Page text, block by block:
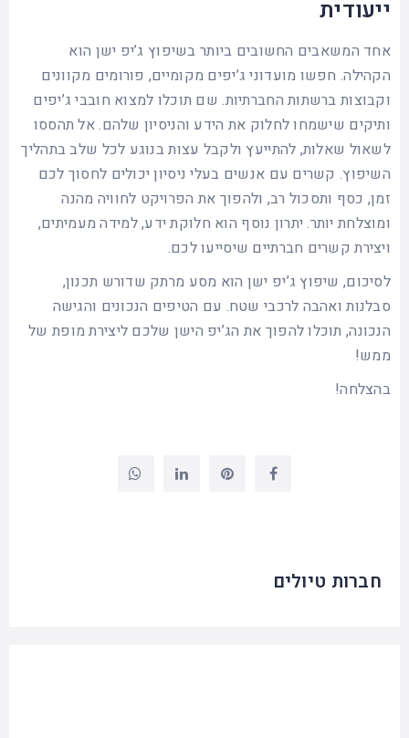
ייעודית
אחד המשאבים החשובים ביותר בשיפוץ ג’יפ ישן הוא
הקהילה. חפשו מועדוני ג’יפים מקומיים, פורומים מקוונים
וקבוצות ברשתות החברתיות. שם תוכלו למצוא חובבי ג’יפים
ותיקים שישמחו לחלוק את הידע והניסיון שלהם. אל תהססו
לשאול שאלות, להתייעץ ולקבל עצות בנוגע לכל שלב בתהליך
השיפוץ. קשרים עם אנשים בעלי ניסיון יכולים לחסוך לכם
זמן, כסף ותסכול רב, ולהפוך את הפרויקט לחוויה מהנה
ומוצלחת יותר. יתרון נוסף הוא חלוקת ידע, למידה מעמיתים,
ויצירת קשרים חברתיים שיסייעו לכם.
לסיכום, שיפוץ ג’יפ ישן הוא מסע מרתק שדורש תכנון,
סבלנות ואהבה לרכבי שטח. עם הטיפים הנכונים והגישה
הנכונה, תוכלו להפוך את הג’יפ הישן שלכם ליצירת מופת של
ממש!
בהצלחה!
חברות טיולים